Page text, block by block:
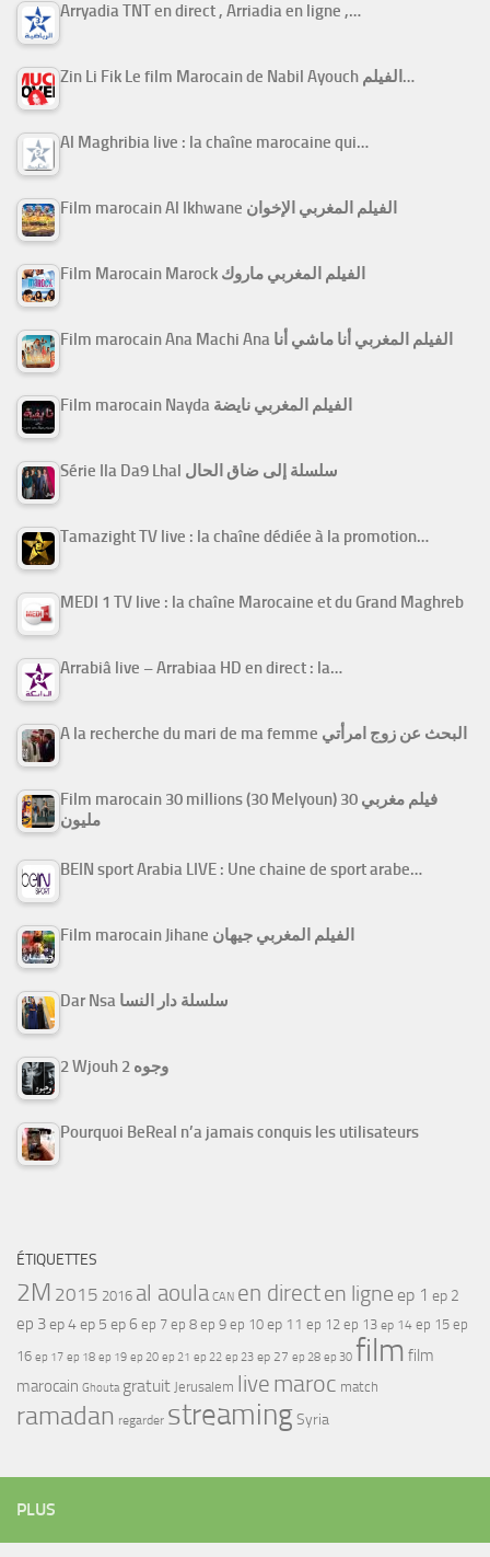
Arryadia TNT en direct , Arriadia en ligne ,…
Zin Li Fik Le film Marocain de Nabil Ayouch الفيلم…
Al Maghribia live : la chaîne marocaine qui…
Film marocain Al Ikhwane الفيلم المغربي الإخوان
Film Marocain Marock الفيلم المغربي ماروك
Film marocain Ana Machi Ana الفيلم المغربي أنا ماشي أنا
Film marocain Nayda الفيلم المغربي نايضة
Série Ila Da9 Lhal سلسلة إلى ضاق الحال
Tamazight TV live : la chaîne dédiée à la promotion…
MEDI 1 TV live : la chaîne Marocaine et du Grand Maghreb
Arrabiâ live – Arrabiaa HD en direct : la…
A la recherche du mari de ma femme البحث عن زوج امرأتي
Film marocain 30 millions (30 Melyoun) فيلم مغربي 30
مليون
BEIN sport Arabia LIVE : Une chaine de sport arabe…
Film marocain Jihane الفيلم المغربي جيهان
Dar Nsa سلسلة دار النسا
2 Wjouh 2 وجوه
Pourquoi BeReal n’a jamais conquis les utilisateurs
ÉTIQUETTES
2M 2015 2016 al aoula CAN en directen ligne ep 1 ep 2
ep 3ep 4ep 5 ep 6 ep 7 ep 8 ep 9 ep 10 ep 11 ep 12 ep 13 ep 14 ep 15 ep
16 ep 17 ep 18 ep 19 ep 20 ep 21 ep 22 ep 23 ep 27 ep 28 ep 30 film film
marocain Ghouta gratuit Jerusalem live maroc match
ramadan regarder streamingSyria
PLUS